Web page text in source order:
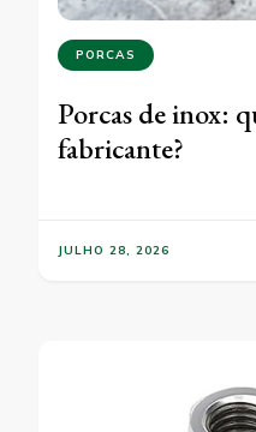
PORCAS
Porcas de inox:
fabricante?
JULHO 28, 2026